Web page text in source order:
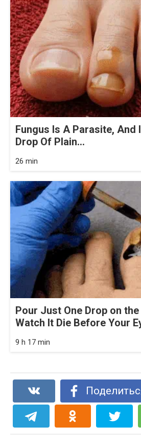
Fungus Is A Parasite, And
Drop Of Plain...
26 min
Pour Just One Drop on
Watch It Die Before Your
9 h 17 min